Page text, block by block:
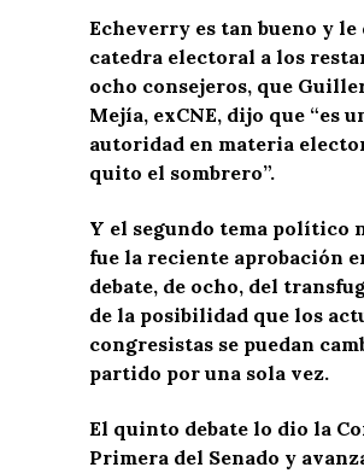
Echeverry es tan bueno y le
catedra electoral a los
ocho consejeros, que
Mejía, exCNE, dijo que “es
autoridad en materia
quito el sombrero”.
Y el segundo tema político
fue la reciente aprobación
debate, de ocho, del
de la posibilidad que los
congresistas se puedan
partido por una sola vez.
El quinto debate lo dio la
Primera del Senado y